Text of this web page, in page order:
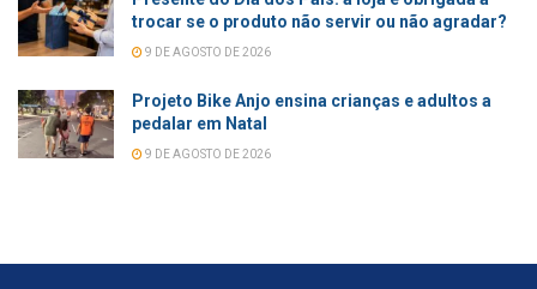
trocar se o produto não servir ou não agradar?
9 DE AGOSTO DE 2026
Projeto Bike Anjo ensina crianças e adultos a
pedalar em Natal
9 DE AGOSTO DE 2026